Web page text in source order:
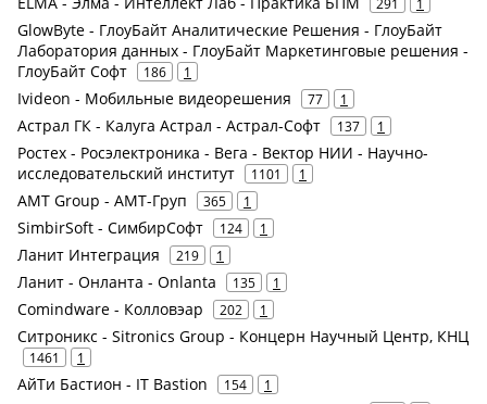
GlowByte - ГлоуБайт Аналитические Решения - ГлоуБайт
Лаборатория данных - ГлоуБайт Маркетинговые решения -
ГлоуБайт Софт
186 1
Ivideon - Мобильные видеорешения 77 1
Астрал ГК - Калуга Астрал - Астрал-Софт 137 1
Ростех - Росэлектроника - Вега - Вектор НИИ - Научно-
исследовательский институт
1101 1
AMT Group - АМТ-Груп 365 1
SimbirSoft - СимбирСофт 124 1
Ланит Интеграция 219 1
Ланит - Онланта - Onlanta 135 1
Comindware - Колловэар 202 1
Ситроникс - Sitronics Group - Концерн Научный Центр, КНЦ
1461 1
АйТи Бастион - IT Bastion 154 1